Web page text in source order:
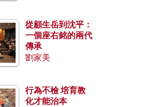
從顧生岳到沈平：
一個座右銘的兩代
傳承
劉家美
行為不檢 培育教
化才能治本